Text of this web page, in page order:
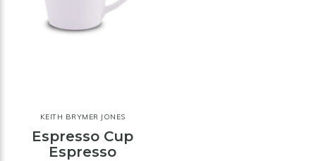
KEITH BRYMER JONES
Espresso Cup
Espresso